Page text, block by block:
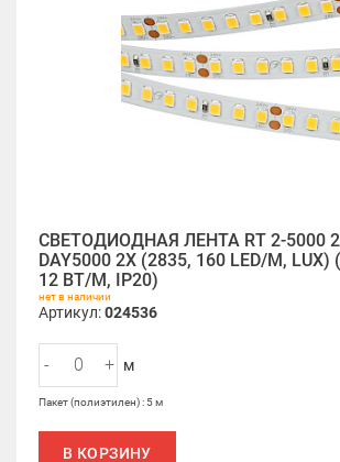
СВЕТОДИОДНАЯ ЛЕНТА RT 2-5000
DAY5000 2X (2835, 160 LED/M, LUX)
12 ВТ/М, IP20)
нет в наличии
Артикул:024536
- + м
Пакет (полиэтилен) : 5 м
В КОРЗИНУ